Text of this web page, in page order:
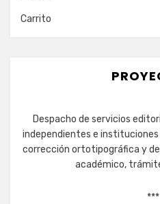
Carrito
Despacho de servicios
independientes e
corrección ortotipográfica y
académico, trámite
***